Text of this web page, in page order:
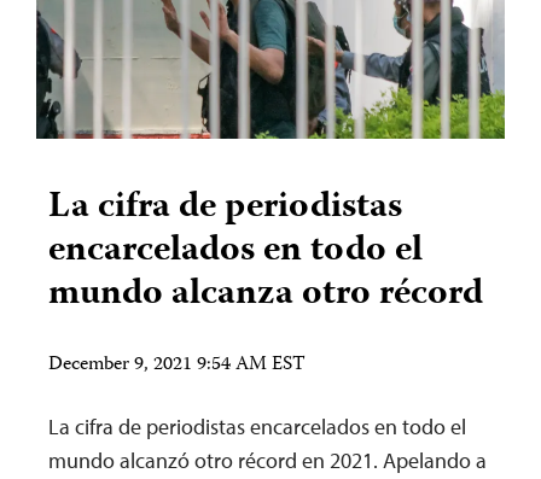
La cifra de periodistas
encarcelados en todo el
mundo alcanza otro récord
December 9, 2021 9:54 AM EST
La cifra de periodistas encarcelados en todo el
mundo alcanzó otro récord en 2021. Apelando a